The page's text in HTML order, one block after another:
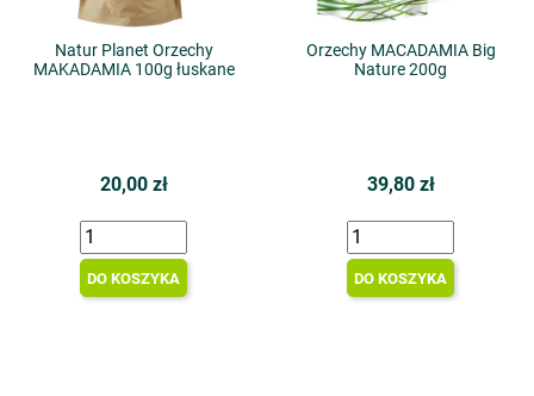
Natur Planet Orzechy
MAKADAMIA 100g łuskane
20,00 zł
DO KOSZYKA
Orzechy MACADAMIA Big
Nature 200g
39,80 zł
DO KOSZYKA